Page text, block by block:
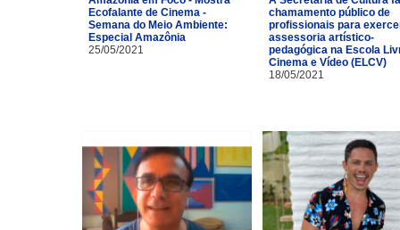
Ecofalante de Cinema -
Semana do Meio Ambiente:
Especial Amazônia
25/05/2021
chamamento público de
profissionais para
assessoria artístico-
pedagógica na Escola
Cinema e Vídeo (ELCV)
18/05/2021